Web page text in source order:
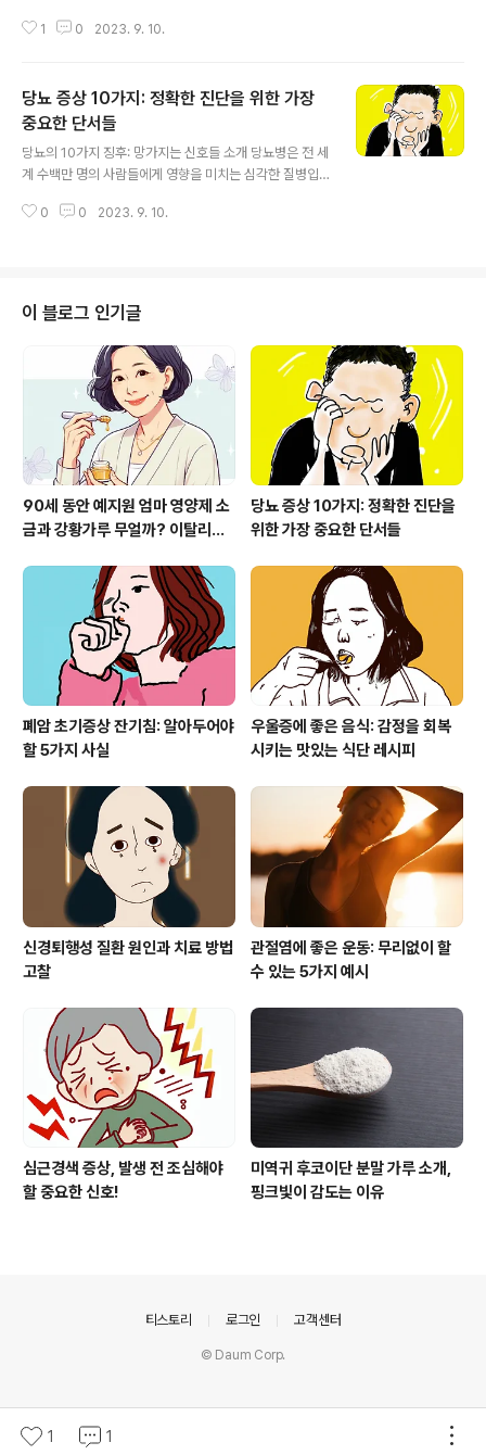
천연 오일은 두피에 영양과 보습을 공급하는 데 탁월하며,
다. 머리카락에 바르기 전에 좋아하는 컨디셔너에 오일 몇
방울을 섞을 수도 있습니다. 건성 두피용 샴푸 건성 두피용
샴푸를 선택할 때는 건성 두피용으로 특별히 고안된 샴푸
를 선택하는 것이 중요합니다. 황산염, 파라벤 및 기타 유해
한 화학 물질이 포함되지 않은 샴푸를 찾으십시오. 이러한
성분은 건조한 두피에 너무 가혹할 수 있으며, 더욱 건조해
1 0 2023. 9. 10.
당뇨 증상 10가지: 정확한 진단을 위한 가장
중요한 단서들
당뇨의 10가지 징후: 망가지는 신호들 소개 당뇨병은 전 세
계 수백만 명의 사람들에게 영향을 미치는 심각한 질병입
유발할 수 있는 평생 질병입니다. 당뇨병 관리에서 가장 중
요한 단서 10가지를 살펴보겠습니다. 1. 당뇨병의 정의와
종류 당뇨병은 췌장이 충분한 인슐린을 생산하지 못하거나
신체가 생산된 인슐린을 사용할 수 없을 때 발생하는 질환
입니다. 인슐린은 혈당 수치 상승에 반응하여 췌장에서 분
비되는 호르몬으로, 세포가 포도당을 에너지로 흡수하고
활용하는 데 도움이 됩니다. 당뇨병은..
0 0 2023. 9. 10.
이 블로그 인기글
90세 동안 예지원 엄마 영양제 소
금과 강황가루 무얼까? 이탈리아
당뇨 증상 10가지: 정확한 진단을
위한 가장 중요한 단서들
폐암 초기증상 잔기침: 알아두어야
할 5가지 사실
우울증에 좋은 음식: 감정을 회복
시키는 맛있는 식단 레시피
신경퇴행성 질환 원인과 치료 방법
고찰
관절염에 좋은 운동: 무리없이 할
수 있는 5가지 예시
심근경색 증상, 발생 전 조심해야
할 중요한 신호!
미역귀 후코이단 분말 가루 소개,
핑크빛이 감도는 이유
1 1
티스토리 로그인 고객센터
© Daum Corp.